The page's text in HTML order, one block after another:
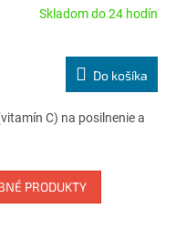
Skladom do 24 hodín
Do košíka
C) na posilnenie a
PRODUKTY